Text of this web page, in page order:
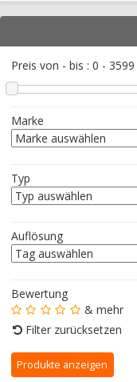
Preis von - bis : 0 - 3599
Marke
Typ
Auflösung
Bewertung
& mehr
Filter zurücksetzen